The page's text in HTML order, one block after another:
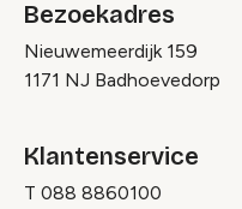
Bezoekadres
Nieuwemeerdijk 159
1171 NJ Badhoevedorp
Klantenservice
T 088 8860100